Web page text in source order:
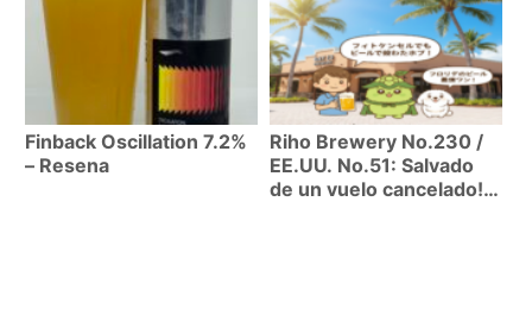
Finback Oscillation 7.2%
– Resena
Riho Brewery No.230 /
EE.UU. No.51: Salvado
de un vuelo cancelado!